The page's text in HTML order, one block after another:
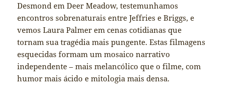
Desmond em Deer Meadow, testemunhamos
encontros sobrenaturais entre Jeffries e Briggs, e
vemos Laura Palmer em cenas cotidianas que
tornam sua tragédia mais pungente. Estas filmagens
esquecidas formam um mosaico narrativo
independente – mais melancólico que o filme, com
humor mais ácido e mitologia mais densa.